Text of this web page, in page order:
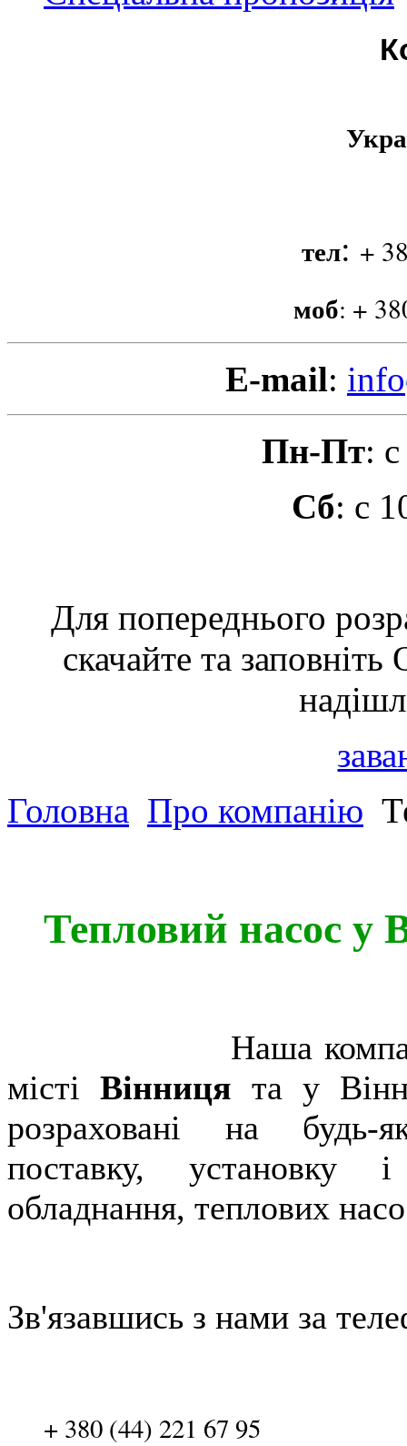
тел: +
моб: +
E-mail: info
Пн-Пт:
Сб: с
Для попереднього
скачайте та
Головна Про компанію
Тепловий насос у
Наша компанія
місті Вінниця та у
розраховані на будь-
поставку, установку
обладнання, теплових
Зв'язавшись з нами за
+ 380 (44) 221 67 95